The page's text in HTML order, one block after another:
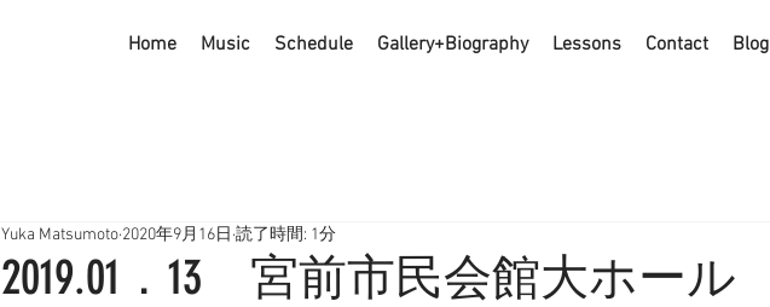
Home Music Schedule Gallery+Biography Lessons Contact Blog
2019.01．13 宮前市民会館大ホール
Yuka Matsumoto 2020年9月16日 読了時間: 1分